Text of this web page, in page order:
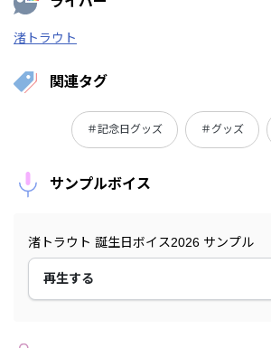
渚トラウト
関連タグ
＃記念日グッズ ＃グッズ
サンプルボイス
渚トラウト 誕生日ボイス2026 サンプル
再生する